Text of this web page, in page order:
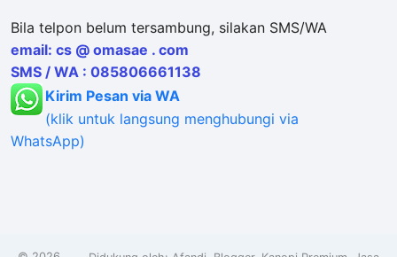
Bila telpon belum tersambung, silakan SMS/WA
email: cs @ omasae . com
SMS / WA : 085806661138
Kirim Pesan via WA
(klik untuk langsung menghubungi via
WhatsApp)